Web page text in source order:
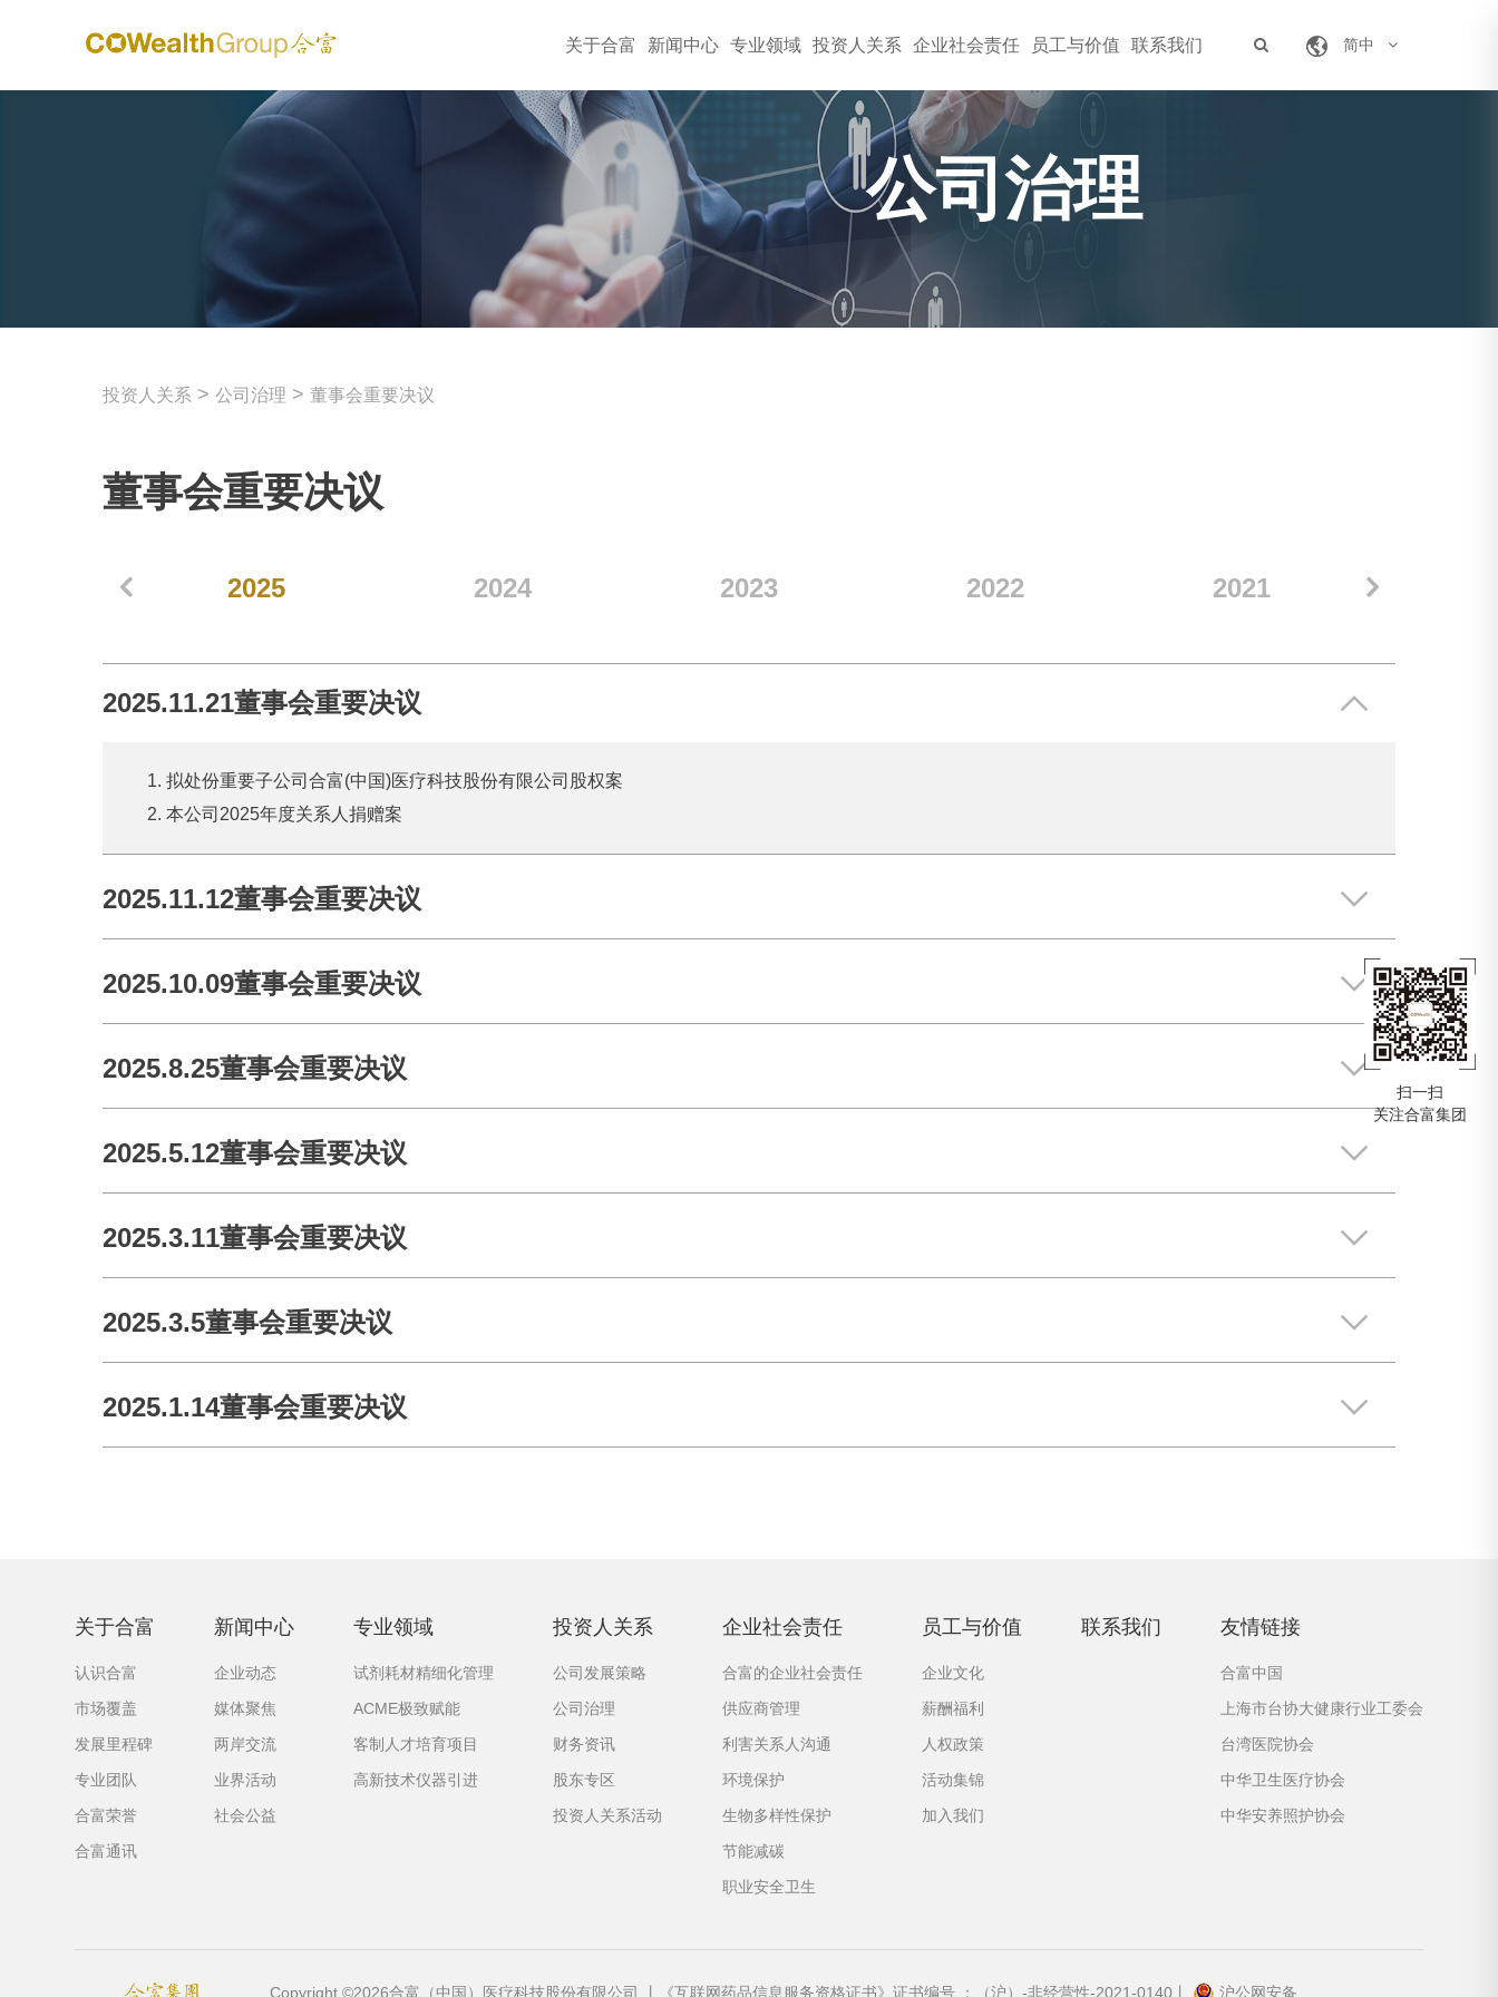
关于合富 新闻中心 专业领域 投资人关系 企业社会责任 员工与价值 联系我们 简中
公司治理
投资人关系 > 公司治理 > 董事会重要决议
董事会重要决议
2025 2024 2023 2022 2021
2025.11.21董事会重要决议
1. 拟处份重要子公司合富(中国)医疗科技股份有限公司股权案
2. 本公司2025年度关系人捐赠案
2025.11.12董事会重要决议
2025.10.09董事会重要决议
2025.8.25董事会重要决议
2025.5.12董事会重要决议
2025.3.11董事会重要决议
2025.3.5董事会重要决议
2025.1.14董事会重要决议
关于合富
认识合富
市场覆盖
发展里程碑
专业团队
合富荣誉
合富通讯
新闻中心
企业动态
媒体聚焦
两岸交流
业界活动
社会公益
专业领域
试剂耗材精细化管理
ACME极致赋能
客制人才培育项目
高新技术仪器引进
投资人关系
公司发展策略
公司治理
财务资讯
股东专区
投资人关系活动
企业社会责任
合富的企业社会责任
供应商管理
利害关系人沟通
环境保护
生物多样性保护
节能减碳
职业安全卫生
员工与价值
企业文化
薪酬福利
人权政策
活动集锦
加入我们
联系我们 友情链接
合富中国
上海市台协大健康行业工委会
台湾医院协会
中华卫生医疗协会
中华安养照护协会
Copyright ©2026合富（中国）医疗科技股份有限公司 丨《互联网药品信息服务资格证书》证书编号 ：（沪）-非经营性-2021-0140丨 沪公网安备
扫一扫
关注合富集团